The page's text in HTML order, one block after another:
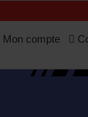
Mon compte